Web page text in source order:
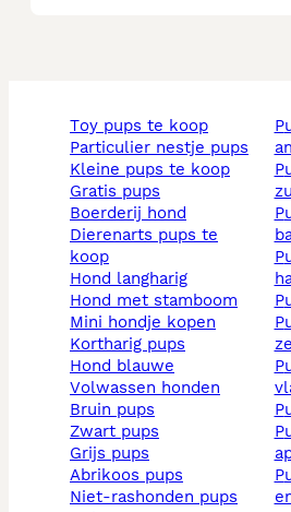
toy pups te koop
particulier nestje pups
kleine pups te koop
gratis pups
boerderij hond
dierenarts pups te
koop
hond langharig
hond met stamboom
mini hondje kopen
kortharig pups
hond blauwe
volwassen honden
bruin pups
zwart pups
grijs pups
abrikoos pups
niet-rashonden pups
pups te koop in
pups te koop in
pups te koop in
pups te koop in den
pups te koop in
pups te koop in
pups te koop in
pups te koop in